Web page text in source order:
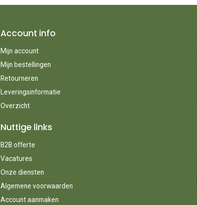
Account info
Mijn account
Mijn bestellingen
Retourneren
Leveringsinformatie
Overzicht
Nuttige links
B2B offerte
Vacatures
Onze diensten
Algemene voorwaarden
Account aanmaken